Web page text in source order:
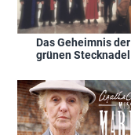
Das Geheimnis der
grünen Stecknadel